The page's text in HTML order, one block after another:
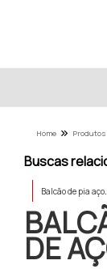
Home Produtos
Buscas
DE